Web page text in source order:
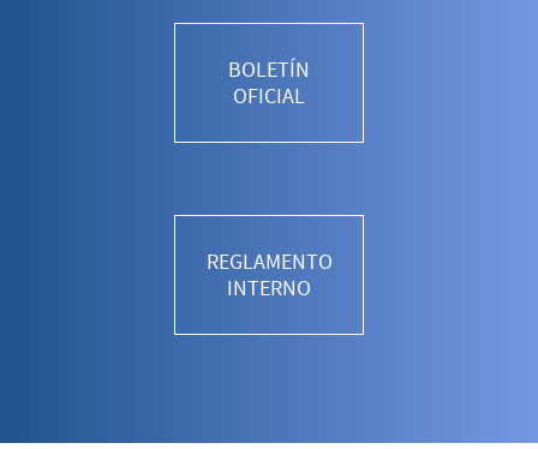
BOLETÍN
OFICIAL
REGLAMENTO
INTERNO